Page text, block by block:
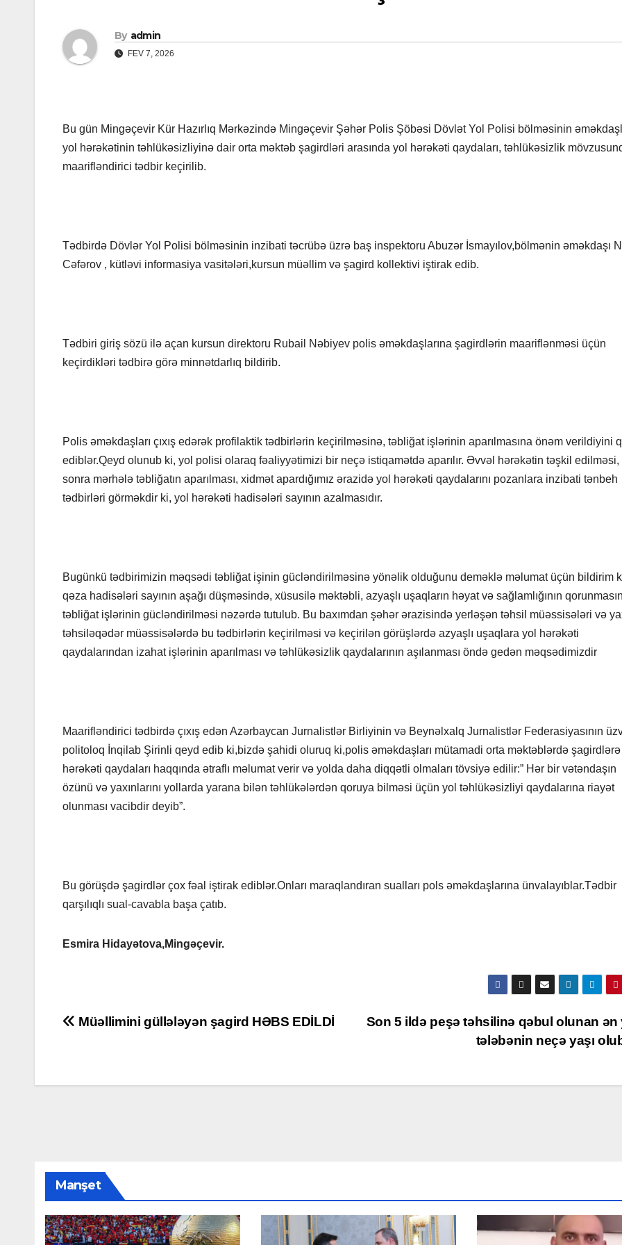
By admin
FEV 7, 2026
Bu gün Mingəçevir Kür Hazırlıq Mərkəzində Mingəçevir Şəhər Polis Şöbəsi Dövlət Yol Polisi bölməsinin
yol hərəkətinin təhlükəsizliyinə dair orta məktəb şagirdləri arasında yol hərəkəti qaydaları, təhlükəsizlik
maarifləndirici tədbir keçirilib.
Tədbirdə Dövlər Yol Polisi bölməsinin inzibati təcrübə üzrə baş inspektoru Abuzər İsmayılov,bölmənin əməkdaşı
Cəfərov , kütləvi informasiya vasitələri,kursun müəllim və şagird kollektivi iştirak edib.
Tədbiri giriş sözü ilə açan kursun direktoru Rubail Nəbiyev polis əməkdaşlarına şagirdlərin maariflənməsi üçün
keçirdikləri tədbirə görə minnətdarlıq bildirib.
Polis əməkdaşları çıxış edərək profilaktik tədbirlərin keçirilməsinə, təbliğat işlərinin aparılmasına önəm verildiyini
ediblər.Qeyd olunub ki, yol polisi olaraq fəaliyyətimizi bir neçə istiqamətdə aparılır. Əvvəl hərəkətin təşkil edilməsi,
sonra mərhələ təbliğatın aparılması, xidmət apardığımız ərazidə yol hərəkəti qaydalarını pozanlara inzibati tənbeh
tədbirləri görməkdir ki, yol hərəkəti hadisələri sayının azalmasıdır.
Bugünkü tədbirimizin məqsədi təbliğat işinin gücləndirilməsinə yönəlik olduğunu deməklə məlumat üçün bildirim
qəza hadisələri sayının aşağı düşməsində, xüsusilə məktəbli, azyaşlı uşaqların həyat və sağlamlığının
təbliğat işlərinin gücləndirilməsi nəzərdə tutulub. Bu baxımdan şəhər ərazisində yerləşən təhsil müəssisələri və
təhsiləqədər müəssisələrdə bu tədbirlərin keçirilməsi və keçirilən görüşlərdə azyaşlı uşaqlara yol hərəkəti
qaydalarından izahat işlərinin aparılması və təhlükəsizlik qaydalarının aşılanması öndə gedən məqsədimizdir
Maarifləndirici tədbirdə çıxış edən Azərbaycan Jurnalistlər Birliyinin və Beynəlxalq Jurnalistlər Federasiyasının
politoloq İnqilab Şirinli qeyd edib ki,bizdə şahidi oluruq ki,polis əməkdaşları mütamadi orta məktəblərdə şagirdlərə
hərəkəti qaydaları haqqında ətraflı məlumat verir və yolda daha diqqətli olmaları tövsiyə edilir:” Hər bir vətəndaşın
özünü və yaxınlarını yollarda yarana bilən təhlükələrdən qoruya bilməsi üçün yol təhlükəsizliyi qaydalarına riayət
olunması vacibdir deyib”.
Bu görüşdə şagirdlər çox fəal iştirak ediblər.Onları maraqlandıran sualları pols əməkdaşlarına ünvalayıblar.Tədbir
qarşılıqlı sual-cavabla başa çatıb.
Esmira Hidayətova,Mingəçevir.
Yazı
Son 5 ildə peşə təhsilinə qəbul olunan ən
tələbənin neçə yaşı
Müəllimini güllələyən şagird HƏBS EDİLDİ
Manşet